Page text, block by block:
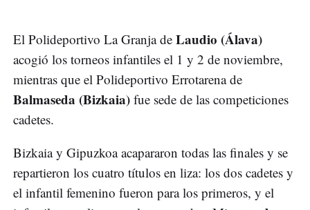
El Polideportivo La Granja de Laudio (Álava)
acogió los torneos infantiles el 1 y 2 de noviembre,
mientras que el Polideportivo Errotarena de
Balmaseda (Bizkaia) fue sede de las competiciones
cadetes.
Bizkaia y Gipuzkoa acapararon todas las finales y se
repartieron los cuatro títulos en liza: los dos cadetes y
el infantil femenino fueron para los primeros, y el